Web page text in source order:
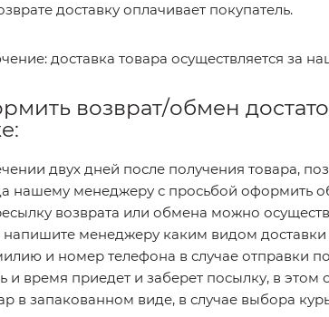
доставку оплачивает покупатель.
доставка товара осуществляется за
возврат/обмен
двух дней после получения товара,
нашему менеджеру с просьбой оформить
возврата или обмена можно
напишите менеджеру каким видом доставки
и номер телефона в случае отправки
и время приедет и заберет посылку, в этом
в запакованном виде, в случае выбора